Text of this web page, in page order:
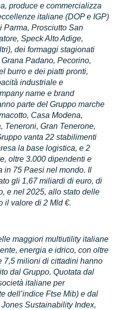
produce e commercializza
italiane (DOP e IGP)
Parma, Prosciutto San
Speck Alto Adige,
dei formaggi stagionati
Padano, Pecorino,
burro e dei piatti pronti,
industriale e
name e brand
parte del Gruppo marche
Casa Modena,
Teneroni, Gran Tenerone,
vanta 22 stabilimenti
la base logistica, e 2
oltre 3.000 dipendenti e
in 75 Paesi nel mondo. Il
gli 1,67 miliardi di euro, di
e nel 2025, allo stato delle
il valore di 2 Mld €.
maggiori multiutility italiane
energia e idrico, con oltre
7,5 milioni di cittadini hanno
dal Gruppo. Quotata dal
italiane per
dell’indice Ftse Mib) e dal
Sustainability Index,